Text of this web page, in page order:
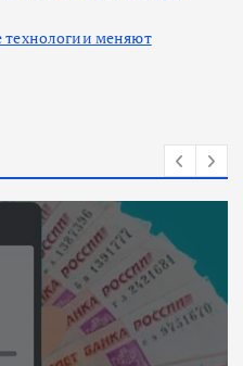
технологии меняют